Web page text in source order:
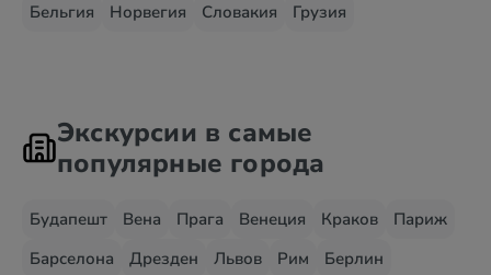
Бельгия
Норвегия Словакия Грузия
Экскурсии в самые
популярные города
Будапешт Вена Прага Венеция Краков
Париж
Барселона
Дрезден Львов Рим
Берлин